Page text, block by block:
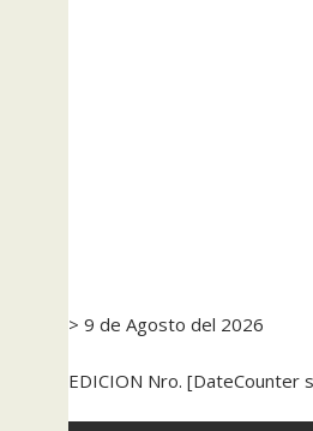
> 9 de Agosto del 2026
EDICION Nro.